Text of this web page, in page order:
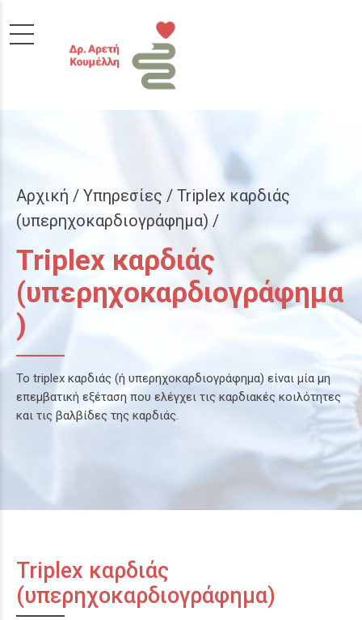
Αρχική
Υπηρεσίες / Triplex καρδιάς
(υπερηχοκαρδιογράφημα) /
Triplex καρδιάς
(υπερηχοκαρδιογράφημα
)
Το triplex καρδιάς (ή υπερηχοκαρδιογράφημα) είναι μία μη
επεμβατική εξέταση που ελέγχει τις καρδιακές κοιλότητες
και τις βαλβίδες της καρδιάς.
Triplex καρδιάς
(υπερηχοκαρδιογράφημα)